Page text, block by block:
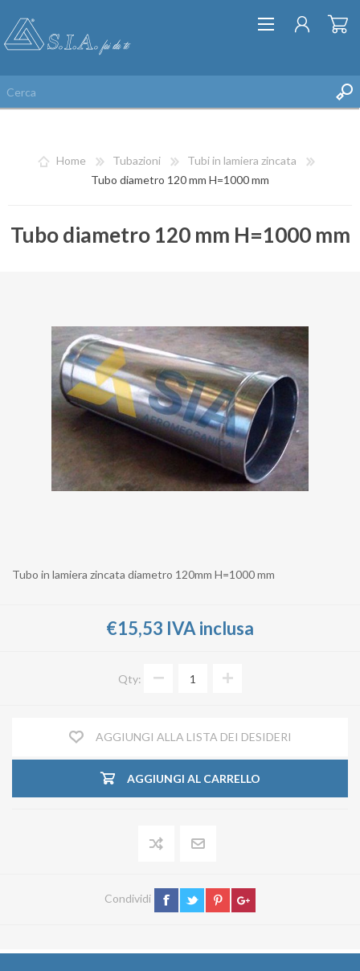
REGISTRATI
Home Tubazioni
Tubi in lamiera zincata
Tubo diametro 120 mm H=1000 mm
Tubo diametro 120 mm H=1000 mm
Tubo in lamiera zincata diametro 120mm H=1000 mm
€15,53 IVA inclusa
Qty:
AGGIUNGI ALLA LISTA DEI DESIDERI
AGGIUNGI AL CARRELLO
Condividi